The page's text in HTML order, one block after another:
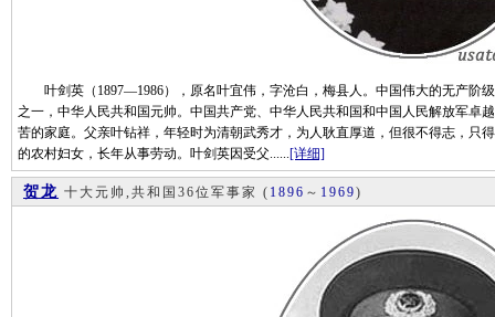
叶剑英（1897—1986），原名叶宜伟，字沧白，梅县人。中国伟大的无产阶
之一，中华人民共和国元帅。中国共产党、中华人民共和国和中国人民解放军卓
苦的家庭。父亲叶钻祥，年轻时为清朝武秀才，为人耿直厚道，但很不得志，只
的农村妇女，长年从事劳动。叶剑英因受父......[详细]
贺龙 十大元帅,共和国36位军事家 ( 1896 ～ 1969)